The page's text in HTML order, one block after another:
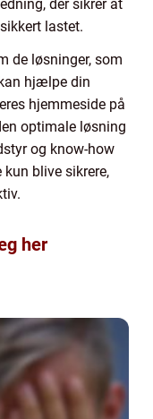
der sikrer at
lastet.
de løsninger, som
hjælpe din
hjemmeside på
optimale løsning
og know-how
blive sikrere,
her